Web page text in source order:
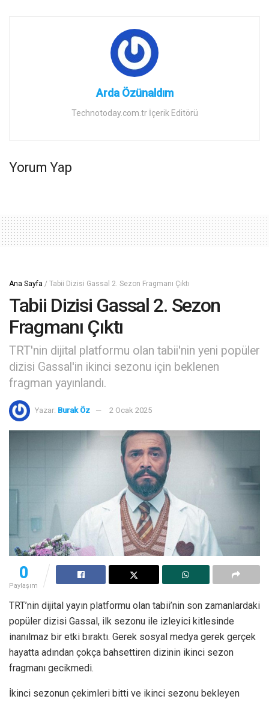
Arda Özünaldım
Technotoday.com.tr İçerik Editörü
Yorum Yap
Ana Sayfa / Tabii Dizisi Gassal 2. Sezon Fragmanı Çıktı
Tabii Dizisi Gassal 2. Sezon
Fragmanı Çıktı
TRT'nin dijital platformu olan tabii'nin yeni popüler
dizisi Gassal'in ikinci sezonu için beklenen
fragman yayınlandı.
Yazar: Burak Öz 2 Ocak 2025
0
Paylaşım
TRT’nin dijital yayın platformu olan tabii’nin son zamanlardaki
popüler dizisi Gassal, ilk sezonu ile izleyici kitlesinde
inanılmaz bir etki bıraktı. Gerek sosyal medya gerek gerçek
hayatta adından çokça bahsettiren dizinin ikinci sezon
fragmanı gecikmedi.
İkinci sezonun çekimleri bitti ve ikinci sezonu bekleyen